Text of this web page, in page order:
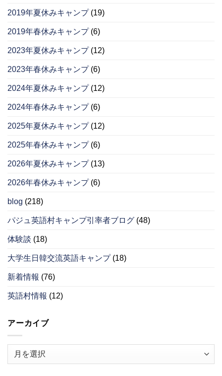
2019年夏休みキャンプ(19)
2019年春休みキャンプ(6)
2023年夏休みキャンプ(12)
2023年春休みキャンプ(6)
2024年夏休みキャンプ(12)
2024年春休みキャンプ(6)
2025年夏休みキャンプ(12)
2025年春休みキャンプ(6)
2026年夏休みキャンプ(13)
2026年春休みキャンプ(6)
blog (218)
パジュ英語村キャンプ引率者ブログ (48)
体験談 (18)
大学生日韓交流英語キャンプ(18)
新着情報 (76)
英語村情報 (12)
アーカイブ